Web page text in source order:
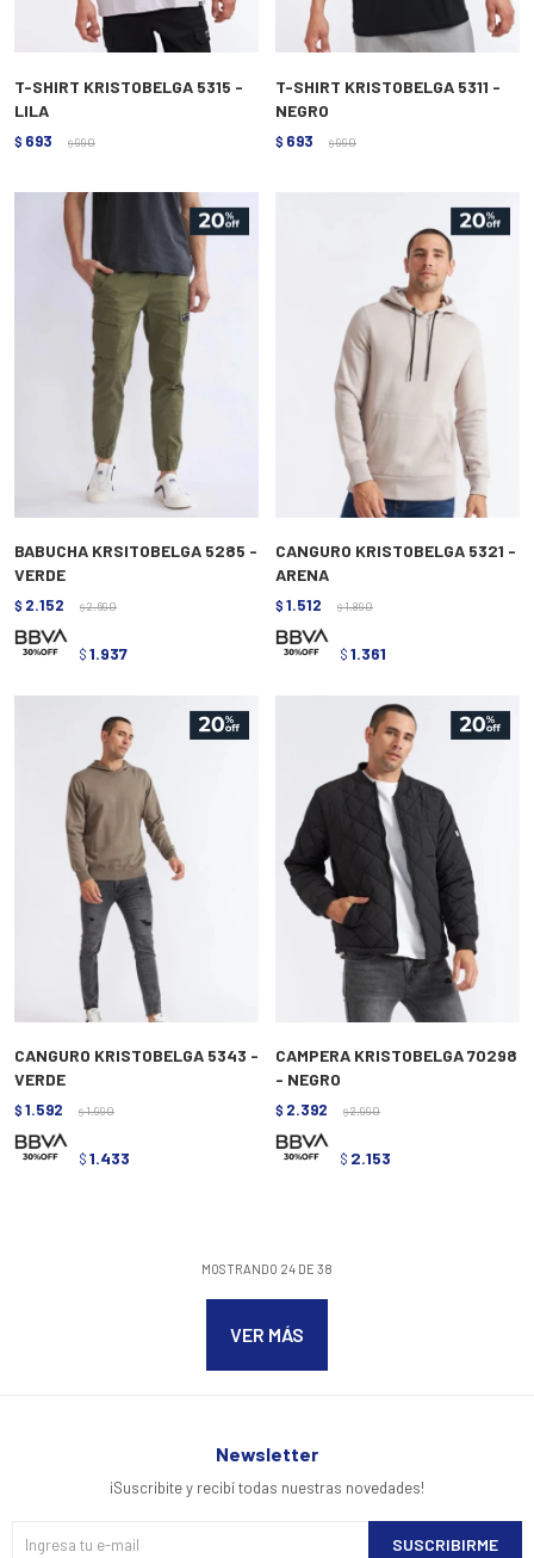
T-SHIRT KRISTOBELGA 5315 -
LILA
$ 693 $ 990
T-SHIRT KRISTOBELGA 5311 -
NEGRO
$ 693 $ 990
BABUCHA KRSITOBELGA 5285 -
VERDE
$ 2.152 $ 2.690
$ 1.937
CANGURO KRISTOBELGA 5321 -
ARENA
$ 1.512 $ 1.890
$ 1.361
CANGURO KRISTOBELGA 5343 -
VERDE
$ 1.592 $ 1.990
$ 1.433
CAMPERA KRISTOBELGA 70298
- NEGRO
$ 2.392 $ 2.990
$ 2.153
MOSTRANDO 24 DE 38
VER MÁS
Newsletter
¡Suscribite y recibí todas nuestras novedades!
SUSCRIBIRME